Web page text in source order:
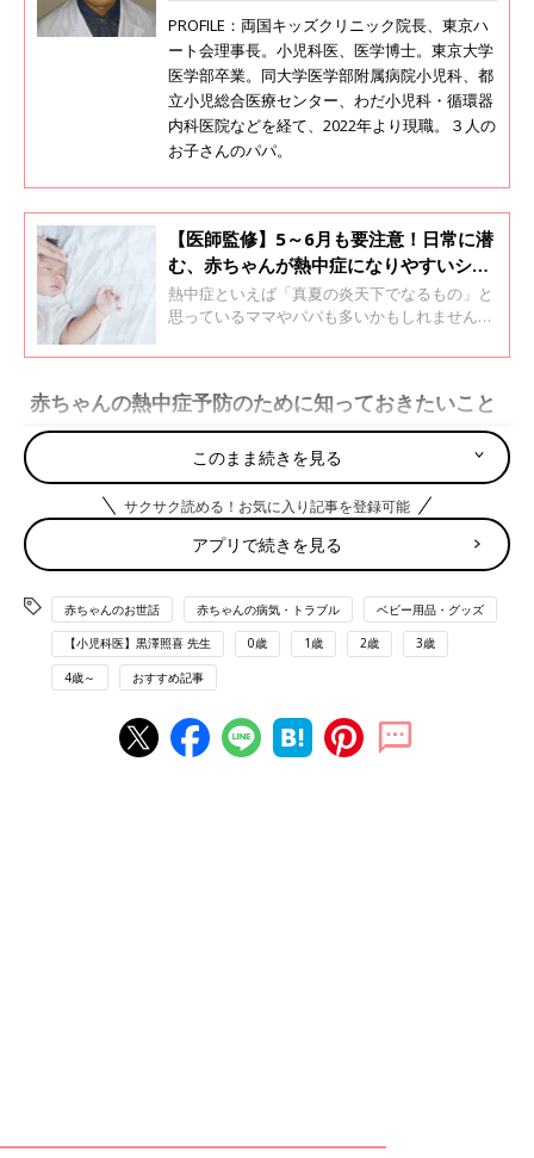
PROFILE：両国キッズクリニック院長、東京ハ
ート会理事長。小児科医、医学博士。東京大学
医学部卒業。同大学医学部附属病院小児科、都
立小児総合医療センター、わだ小児科・循環器
内科医院などを経て、2022年より現職。３人の
お子さんのパパ。
【医師監修】5～6月も要注意！日常に潜
む、赤ちゃんが熱中症になりやすいシー
ンとは
熱中症といえば「真夏の炎天下でなるもの」と
思っているママやパパも多いかもしれません
始める5～６月から注意が必要です。しかも、
とがあります。また、体温調節機能や発汗機能
が未発達な赤ちゃんは、熱が体にこもりやす
く、熱中症になりやすいともいわれます。そこ
で、屋内であっても赤ちゃんが熱中症になりや
すいシーンをチェック。赤ちゃんを熱中症にさ
せないためにはどうしたらいいのかを、帝京大
学医学部附属溝口病院の小児科医・黒澤照喜先
生に教えてもらいました。
赤ちゃんの熱中症予防のために知っておきたいこと
熱中症とは、体内に熱がこもり、体温が急激に上昇して引き起こ
される症状のことです。赤ちゃんの場合、主な症状は機嫌が悪く
なる、顔色が悪くなる、脱水症状や意識障害、ショック状態など
で、最悪の場合、命を落とすことも。赤ちゃんは体の不調を言葉
で伝えられないため、ママやパパが気をつけてあげることが必要
です。
「熱中症を予防するには、まず暑い時間帯の外出を避ける、こま
めに水分補給をする、風通しがいい服装にする、エアコンで室温
に気をつけましょう」（黒澤先生）
このまま続きを見る
サクサク読める！お気に入り記事を登録可能
アプリで続きを見る
赤ちゃんのお世話 赤ちゃんの病気・トラブル ベビー用品・グッズ
【小児科医】黒澤照喜 先生 0歳 1歳 2歳 3歳
4歳～ おすすめ記事